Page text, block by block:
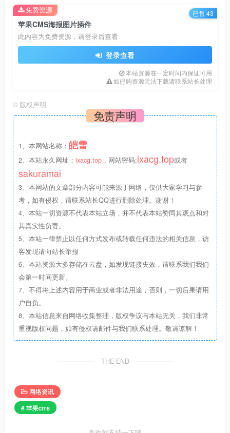
优化封面图片大小提升加载速度
苹果CMS海报图片插件
此内容为免费资源，请登录后查看
登录查看
本站资源在一定时间内保证可用
如已购资源无法下载请联系站长处理
免费资源 已售 43
© 版权声明
免责声明
1、本网站名称： 皑雪
2、本站永久网址： ixacg.top ，网站密码:ixacg.top或者
sakuramai
3、本网站的文章部分内容可能来源于网络，仅供大家学习与参
考，如有侵权，请联系站长QQ进行删除处理。谢谢！
4、本站一切资源不代表本站立场，并不代表本站赞同其观点和对
其真实性负责。
5、本站一律禁止以任何方式发布或转载任何违法的相关信息，访
客发现请向站长举报
6、本站资源大多存储在云盘，如发现链接失效，请联系我们我们
会第一时间更新。
7、不得将上述内容用于商业或者非法用途，否则，一切后果请用
户自负。
8、本站信息来自网络收集整理，版权争议与本站无关，我们非常
重视版权问题，如有侵权请邮件与我们联系处理。敬请谅解！
THE END
网络资讯
# 苹果cms